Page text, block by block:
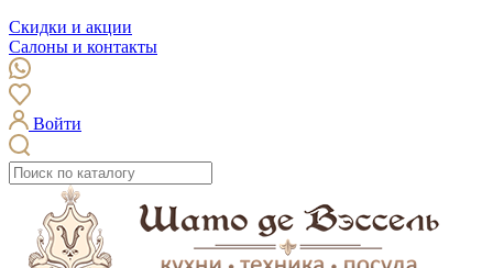
Скидки и акции
Салоны и контакты
Войти